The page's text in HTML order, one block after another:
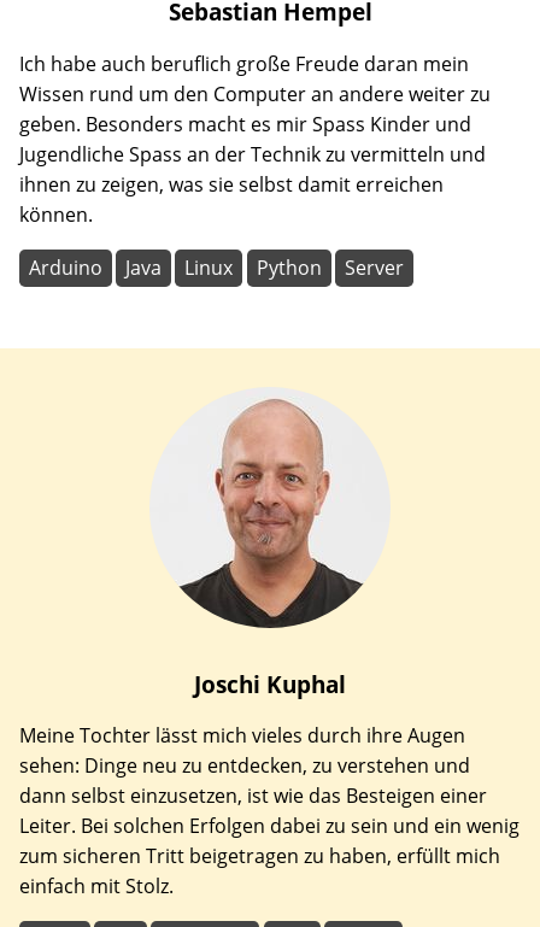
Sebastian Hempel
Ich habe auch beruflich große Freude daran mein
Wissen rund um den Computer an andere weiter zu
geben. Besonders macht es mir Spass Kinder und
Jugendliche Spass an der Technik zu vermitteln und
ihnen zu zeigen, was sie selbst damit erreichen
können.
Arduino Java Linux Python Server
Joschi Kuphal
Meine Tochter lässt mich vieles durch ihre Augen
sehen: Dinge neu zu entdecken, zu verstehen und
dann selbst einzusetzen, ist wie das Besteigen einer
Leiter. Bei solchen Erfolgen dabei zu sein und ein wenig
zum sicheren Tritt beigetragen zu haben, erfüllt mich
einfach mit Stolz.